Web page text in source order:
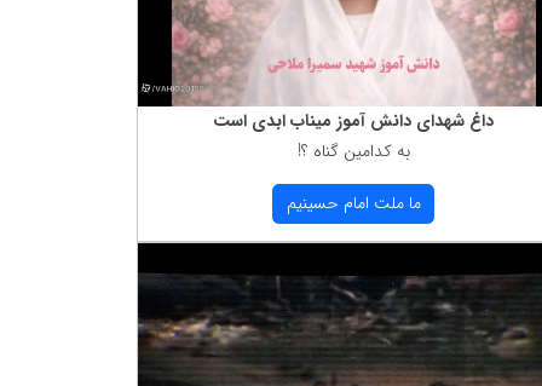
داغ شهدای دانش آموز میناب ابدی است
به كدامین گناه ؟!
ما ملت امام حسینیم